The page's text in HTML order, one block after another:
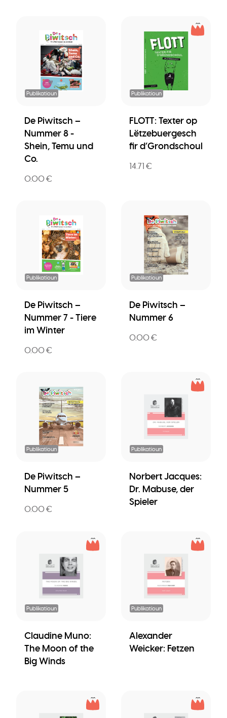
Publikatioun
De Piwitsch –
Nummer 8 -
Shein, Temu und
Co.
0.00 €
Publikatioun
FLOTT: Texter op
Lëtzebuergesch
fir d’Grondschoul
14.71 €
Publikatioun
De Piwitsch –
Nummer 7 - Tiere
im Winter
0.00 €
Publikatioun
De Piwitsch –
Nummer 6
0.00 €
Publikatioun
De Piwitsch –
Nummer 5
0.00 €
Publikatioun
Norbert Jacques:
Dr. Mabuse, der
Spieler
Publikatioun
Claudine Muno:
The Moon of the
Big Winds
Publikatioun
Alexander
Weicker: Fetzen